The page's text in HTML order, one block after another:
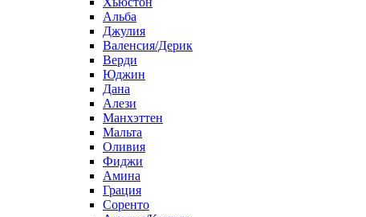
Альба
Джулия
Валенсия/Дерик
Верди
Юджин
Дана
Алези
Манхэттен
Мальта
Оливия
Фиджи
Амина
Грация
Соренто